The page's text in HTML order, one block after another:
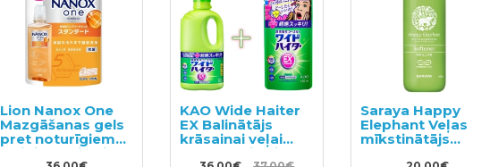
Lion Nanox One
Mazgāšanas gels
pret noturīgiem
traipiem, pildviela
KAO Wide Haiter
EX Balinātājs
krāsainai veļai
930ml + pildviela
Saraya Happy
Elephant Veļas
mīkstinātājs